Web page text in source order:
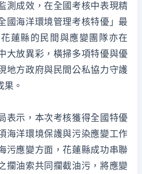
測成效，在全國考核中表現精
國海洋環境管理考核特優」最
蓮縣的民間與應變團隊亦在
大放異彩，橫掃多項特優與優
地方政府與民間公私協力守護
果。
表示，本次考核獲得全國特優
海洋環境保護與污染應變工作
污應變方面，花蓮縣成功串聯
攔油索共同攔截油污，將應變